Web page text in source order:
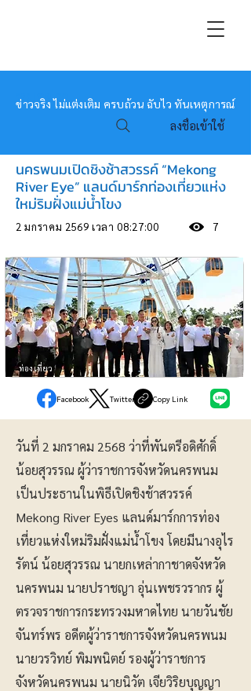
หมอข่าว
ข่าวจริง ไม่แต่งเติม ครบถ้วน ฉับไว ทันเหตุการณ์
ลงชื่อเข้าใช้
นครพนมเปิดชิงช้าสวรรค์ “Mekong
River Eye” แลนด์มาร์กท่องเที่ยวแห่ง
ใหม่ริมฝั่งแม่น้ำโขง
2 มกราคม 2569 เวลา 08:27:00 7
ท่องเที่ยว
Facebook Twitter Copy Link
วันที่ 2 มกราคม 2568 ว่าที่พันตรีอดิศักดิ์
น้อยสุวรรณ ผู้ว่าราชการจังหวัดนครพนม
เป็นประธานในพิธีเปิดชิงช้าสวรรค์
Mekong River Eyes แลนด์มาร์กการท่อง
เที่ยวแห่งใหม่ริมฝั่งแม่น้ำโขง โดยมีนางอุไร
รัตน์ น้อยสุวรรณ นายกเหล่ากาชาดจังหวัด
นครพนม นายปราชญา อุ่นเพชรวรากร ผู้
ตรวจราชการกระทรวงมหาดไทย นายวันชัย
จันทร์พร อดีตผู้ว่าราชการจังหวัดนครพนม
นายวรวิทย์ พิมพนิตย์ รองผู้ว่าราชการ
จังหวัดนครพนม นายนิวัต เจียวิริยบุญญา